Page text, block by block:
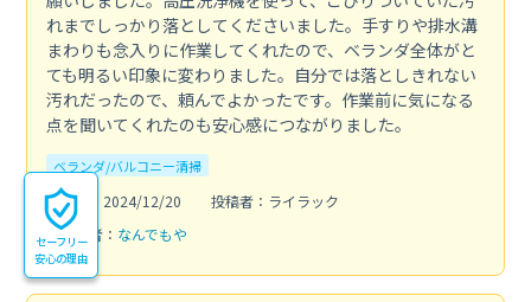
れまでしっかり落としてくださいました。手すりや排水溝
まわりも念入りに作業してくれたので、ベランダ全体がと
ても明るい印象に変わりました。自分では落としきれない
汚れだったので、頼んでよかったです。作業前に気になる
点を聞いてくれたのも安心感につながりました。
ベランダ/バルコニー清掃
投稿日：2024/12/20
投稿者：ライラック
利用業者： なんでもや
セーフリー
安心の理由